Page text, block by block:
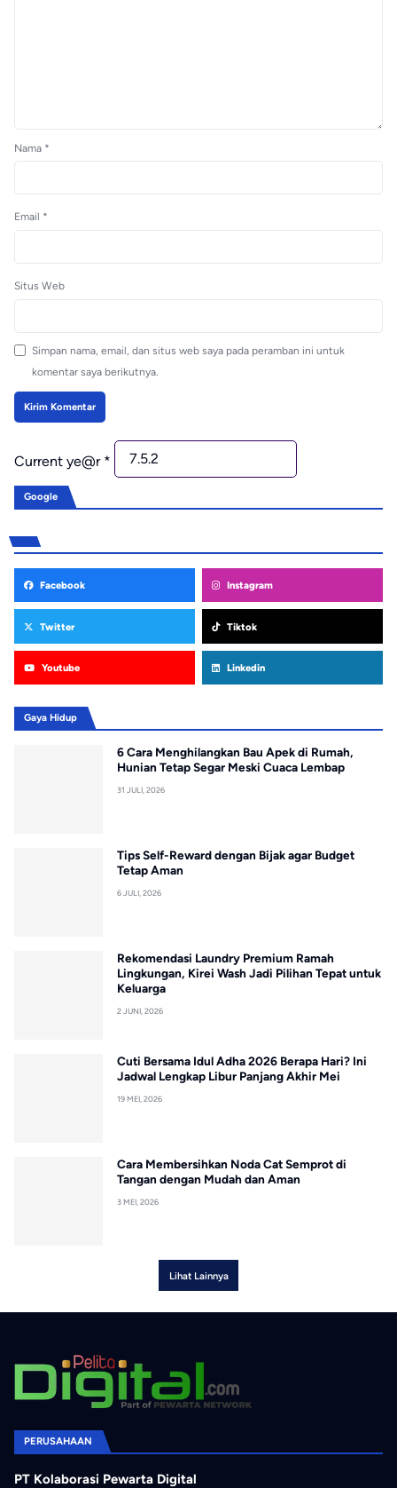
Nama *
Email *
Situs Web
Simpan nama, email, dan situs web saya pada peramban ini untuk
komentar saya berikutnya.
Current ye@r *
Google
Facebook Instagram
Twitter Tiktok
Youtube Linkedin
Gaya Hidup
6 Cara Menghilangkan Bau Apek di Rumah,
Hunian Tetap Segar Meski Cuaca Lembap
31 JULI, 2026
Tips Self-Reward dengan Bijak agar Budget
Tetap Aman
6 JULI, 2026
Rekomendasi Laundry Premium Ramah
Lingkungan, Kirei Wash Jadi Pilihan Tepat untuk
Keluarga
2 JUNI, 2026
Cuti Bersama Idul Adha 2026 Berapa Hari? Ini
Jadwal Lengkap Libur Panjang Akhir Mei
19 MEI, 2026
Cara Membersihkan Noda Cat Semprot di
Tangan dengan Mudah dan Aman
3 MEI, 2026
Lihat Lainnya
PERUSAHAAN
PT Kolaborasi Pewarta Digital